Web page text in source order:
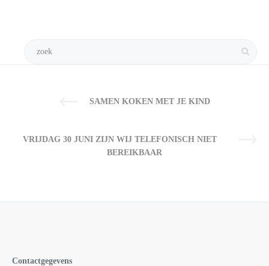
SAMEN KOKEN MET JE KIND
VRIJDAG 30 JUNI ZIJN WIJ TELEFONISCH NIET
BEREIKBAAR
Contactgegevens